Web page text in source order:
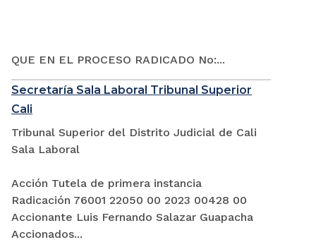
QUE EN EL PROCESO RADICADO No:...
Secretaría Sala Laboral Tribunal Superior
Cali
Tribunal Superior del Distrito Judicial de Cali
Sala Laboral
Acción Tutela de primera instancia
Radicación 76001 22050 00 2023 00428 00
Accionante Luis Fernando Salazar Guapacha
Accionados...